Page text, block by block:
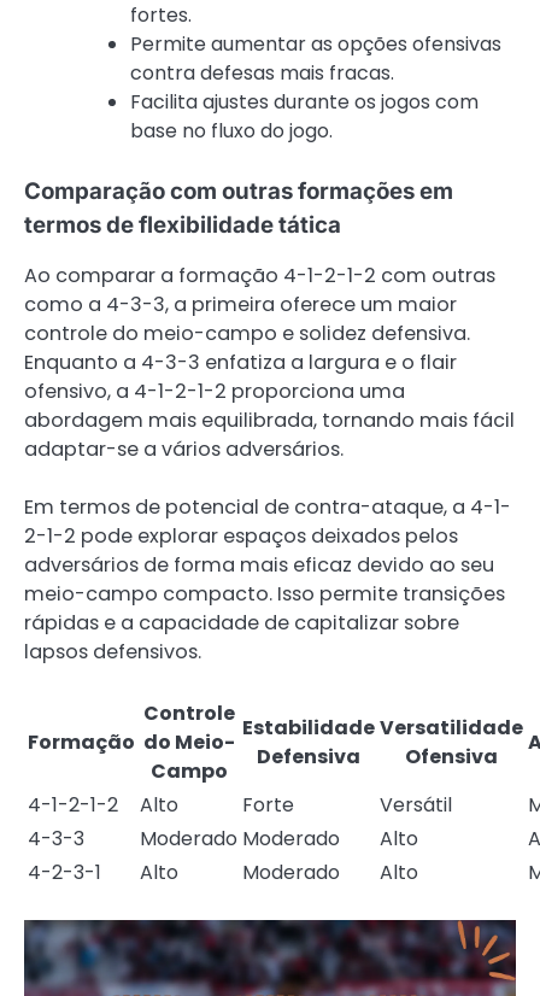
fortes.
Permite aumentar as opções ofensivas
contra defesas mais fracas.
Facilita ajustes durante os jogos com
base no fluxo do jogo.
Comparação com outras formações em
termos de flexibilidade tática
Ao comparar a formação 4-1-2-1-2 com outras
como a 4-3-3, a primeira oferece um maior
controle do meio-campo e solidez defensiva.
Enquanto a 4-3-3 enfatiza a largura e o flair
ofensivo, a 4-1-2-1-2 proporciona uma
abordagem mais equilibrada, tornando mais fácil
adaptar-se a vários adversários.
Em termos de potencial de contra-ataque, a 4-1-
2-1-2 pode explorar espaços deixados pelos
adversários de forma mais eficaz devido ao seu
meio-campo compacto. Isso permite transições
rápidas e a capacidade de capitalizar sobre
lapsos defensivos.
Formação
Controle
do Meio-
Campo
Estabilidade
Defensiva
Versatilidade
Ofensiva
4-1-2-1-2 Alto Forte Versátil
4-3-3
Moderado Moderado Alto
4-2-3-1
Alto Moderado Alto